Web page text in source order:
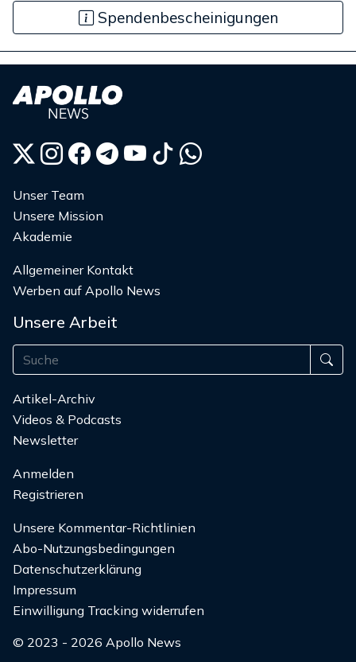
Spendenbescheinigungen
Unser Team
Unsere Mission
Akademie
Allgemeiner Kontakt
Werben auf Apollo News
Unsere Arbeit
Artikel-Archiv
Videos & Podcasts
Newsletter
Anmelden
Registrieren
Unsere Kommentar-Richtlinien
Abo-Nutzungsbedingungen
Datenschutzerklärung
Impressum
Einwilligung Tracking widerrufen
© 2023 - 2026 Apollo News